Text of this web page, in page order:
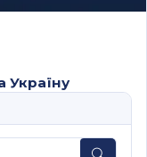
Україну